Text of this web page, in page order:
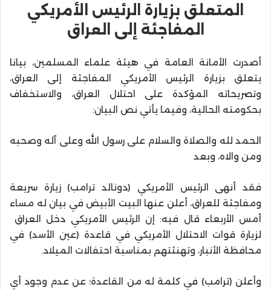
المتعلق بزيارة الرئيس الأمريكي
المفاجئة إلى العراق
أصدرت الأمانة العامة في هيئة علماء المسلمين، بيانا
يتعلق بزيارة الرئيس الأمريكي المفاجئة إلى العراق،
وتصريحاته المؤكدة على احتلال العراق، والاستخفاف
بحكومته الحالية، وفيما يأتي نص البيان:
الحمد لله والصلاة والسلام على رسول الله وعلى آله وصحبه
ومن والاه، وبعد
فقد أنهى الرئيس الأمريكي (دونالد ترامب) زيارة سريعة
ومفاجئة للعراق، أعلن عنها البيت الأبيض في بيان له مساء
أمس الأربعاء قال فيه: إن الرئيس الأمريكي دخل العراق
لزيارة قوات الاحتلال الأمريكي في قاعدة (عين الأسد) في
محافظة الأنبار، وتهنئتهم بمناسبة احتفالات الميلاد.
وأعلن (ترامب) في كلمة له من القاعدة؛ عن عدم وجود أي